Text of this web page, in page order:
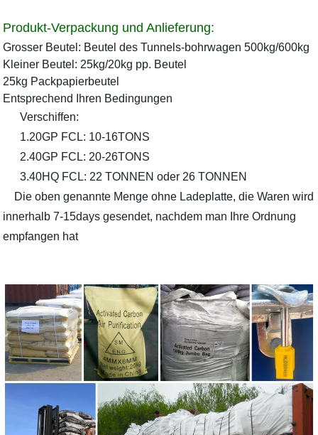
Produkt-Verpackung und Anlieferung:
Grosser Beutel: Beutel des Tunnels-bohrwagen 500kg/600kg
Kleiner Beutel: 25kg/20kg pp. Beutel
25kg Packpapierbeutel
Entsprechend Ihren Bedingungen
Verschiffen:
1.20GP FCL: 10-16TONS
2.40GP FCL: 20-26TONS
3.40HQ FCL: 22 TONNEN oder 26 TONNEN
Die oben genannte Menge ohne Ladeplatte, die Waren wird
innerhalb 7-15days gesendet, nachdem man Ihre Ordnung
empfangen hat